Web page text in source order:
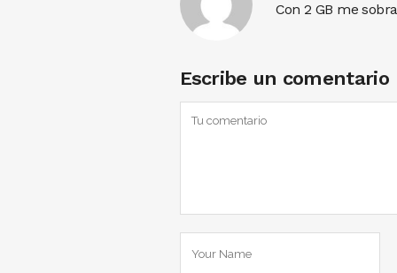
Con 2 GB me sobra
Escribe un comentario